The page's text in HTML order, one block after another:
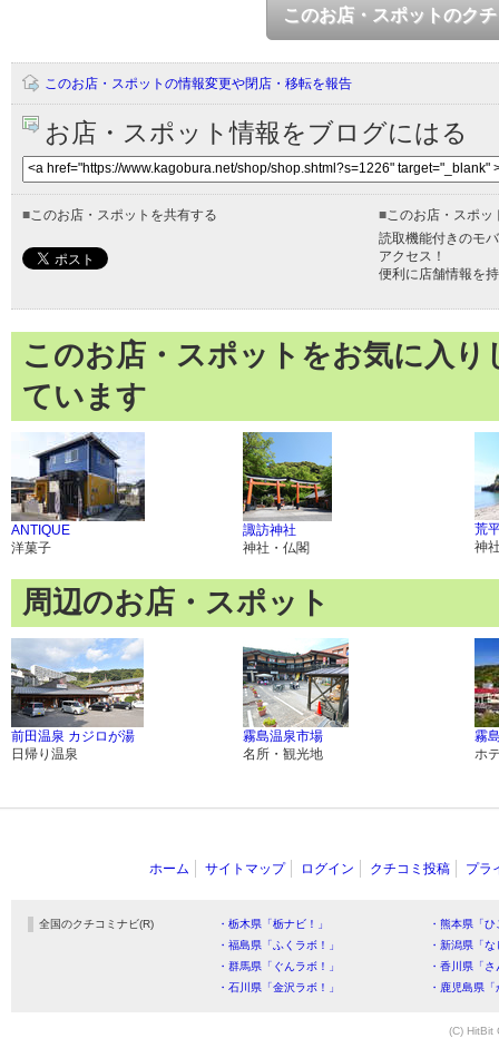
このお店・スポットのク
このお店・スポットの情報変更や閉店・移転を報告
お店・スポット情報をブログにはる
■ このお店・スポットを共有する ■ このお店・スポ
読取機能付きのモ
アクセス！
便利に店舗情報を
このお店・スポットをお気に入
ています
ANTIQUE
洋菓子
諏訪神社
神社・仏閣
荒
神
周辺のお店・スポット
前田温泉 カジロが湯
日帰り温泉
霧島温泉市場
名所・観光地
霧
ホ
ホーム サイトマップ ログイン クチコミ投稿 プラ
全国のクチコミナビ(R) ・栃木県「栃ナビ！」
・熊本県「
・福島県「ふくラボ！」
・新潟県「
・群馬県「ぐんラボ！」
・香川県「
・石川県「金沢ラボ！」
・鹿児島県
(C) HitBit